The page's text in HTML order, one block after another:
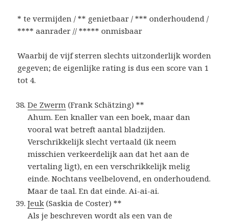
* te vermijden / ** genietbaar / *** onderhoudend /
**** aanrader // ***** onmisbaar
Waarbij de vijf sterren slechts uitzonderlijk worden
gegeven; de eigenlijke rating is dus een score van 1
tot 4.
De Zwerm (Frank Schätzing) **
Ahum. Een knaller van een boek, maar dan
vooral wat betreft aantal bladzijden.
Verschrikkelijk slecht vertaald (ik neem
misschien verkeerdelijk aan dat het aan de
vertaling ligt), en een verschrikkelijk melig
einde. Nochtans veelbelovend, en onderhoudend.
Maar de taal. En dat einde. Ai-ai-ai.
Jeuk (Saskia de Coster) **
Als je beschreven wordt alseen van de